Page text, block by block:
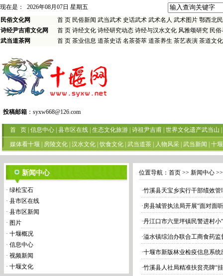
现在是：
2026年08月07日 星期五
民俗文化网
首 页 民俗新闻 武当武术 史话武术 武术名人 武术图片 鄂西北
诗经尹吉甫文化网
首 页 诗经文化 诗经研究动态 诗经与汉水文化 风雅颂研究 民
武当道茶网
首 页 茶业信息 道茶史话 名茶荟萃 道茶养生 茶艺表演 茶道文化
投稿邮箱 ： syxw668@126.com
首 页 信息中心 县市区在线 生态文化旅游 诗祖尹吉甫 世界文化遗产武当山
媒体看十堰 房陵文化 汉水文化 饮食文化 武当道茶 人物风采 武当新闻 十
新闻中心
· 绿松宝石
· 县市区在线
· 县市区新闻
· 图片
· 十堰概况
· 信息中心
· 视频新闻
· 十堰文化
位置导航： 首页 >> 新闻中心
·竹溪县天宝乡实行干部绩效管
·房县城管执法局开展“面对面
·丹江口市六里坪镇民警进村小
·溢水镇综治办联合工商食药
·十堰市新版林业检疫信息系
·竹溪县人社局精准扶贫亮牌“